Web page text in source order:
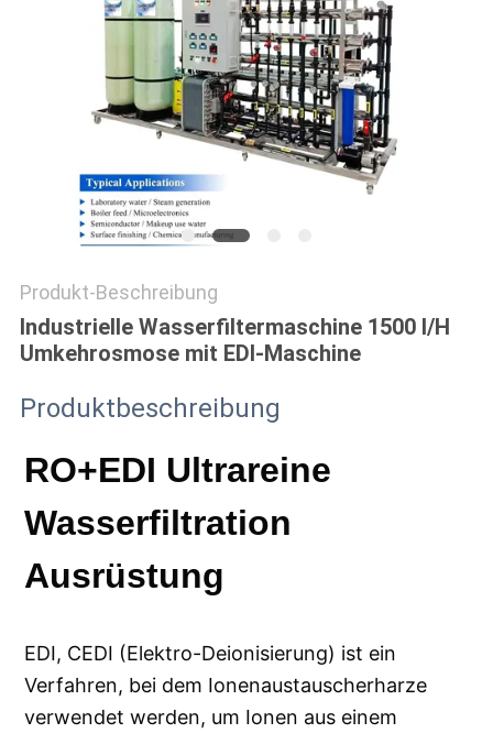
SITEMAP
PRIVACY
Produkt-Beschreibung
Industrielle Wasserfiltermaschine 1500 l/H
Umkehrosmose mit EDI-Maschine
Produktbeschreibung
RO+EDI Ultrareine
Wasserfiltration
Ausrüstung
EDI, CEDI (Elektro-Deionisierung) ist ein
Verfahren, bei dem Ionenaustauscherharze
verwendet werden, um Ionen aus einem